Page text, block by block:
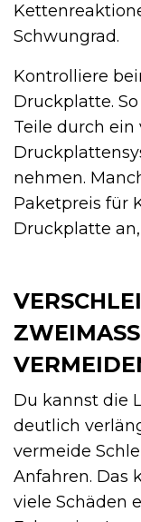
Schwungrad.
Kontrolliere
Druckplatte.
Teile durch ein
nehmen.
Paketpreis für
Druckplatte
ERMEIDEN
Du kannst die
deutlich
vermeide
Anfahren. Das
viele Schäden